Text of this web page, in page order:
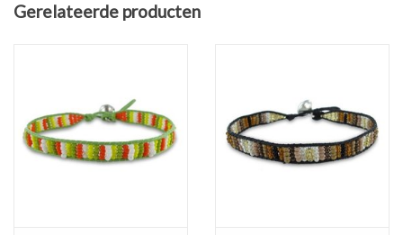
Gerelateerde producten